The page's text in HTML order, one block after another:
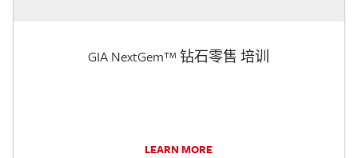
GIA NextGem™ 钻石零售 培训
LEARN MORE